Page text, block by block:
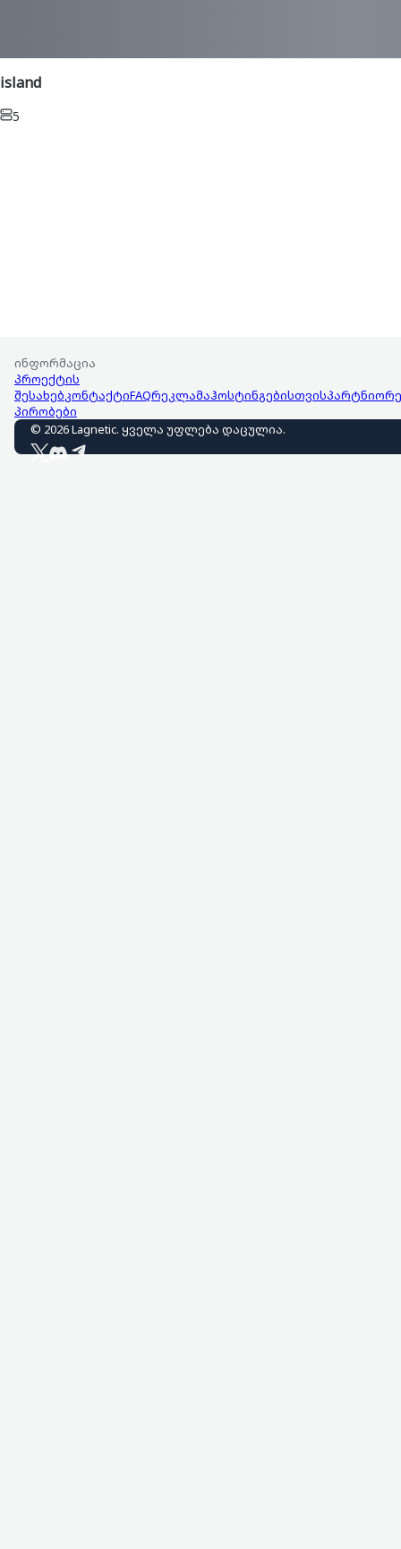
island
5
ინფორმაცია
პროექტის
შესახებკონტაქტიFAQრეკლამაჰოსტინგებისთვის
პირობები
© 2026Lagnetic. ყველა უფლება დაცულია.